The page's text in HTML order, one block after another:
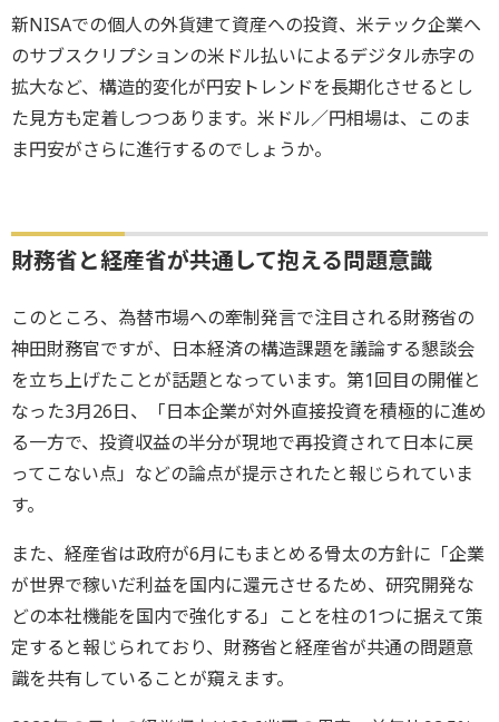
新NISAでの個人の外貨建て資産への投資、米テック企業へ
のサブスクリプションの米ドル払いによるデジタル赤字の
拡大など、構造的変化が円安トレンドを長期化させるとし
た見方も定着しつつあります。米ドル／円相場は、このま
ま円安がさらに進行するのでしょうか。
財務省と経産省が共通して抱える問題意識
このところ、為替市場への牽制発言で注目される財務省の
神田財務官ですが、日本経済の構造課題を議論する懇談会
を立ち上げたことが話題となっています。第1回目の開催と
なった3月26日、「日本企業が対外直接投資を積極的に進め
る一方で、投資収益の半分が現地で再投資されて日本に戻
ってこない点」などの論点が提示されたと報じられていま
す。
また、経産省は政府が6月にもまとめる骨太の方針に「企業
が世界で稼いだ利益を国内に還元させるため、研究開発な
どの本社機能を国内で強化する」ことを柱の1つに据えて策
定すると報じられており、財務省と経産省が共通の問題意
識を共有していることが窺えます。